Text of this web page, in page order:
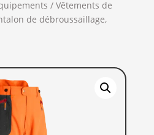
/ Vêtements de
de débroussaillage,